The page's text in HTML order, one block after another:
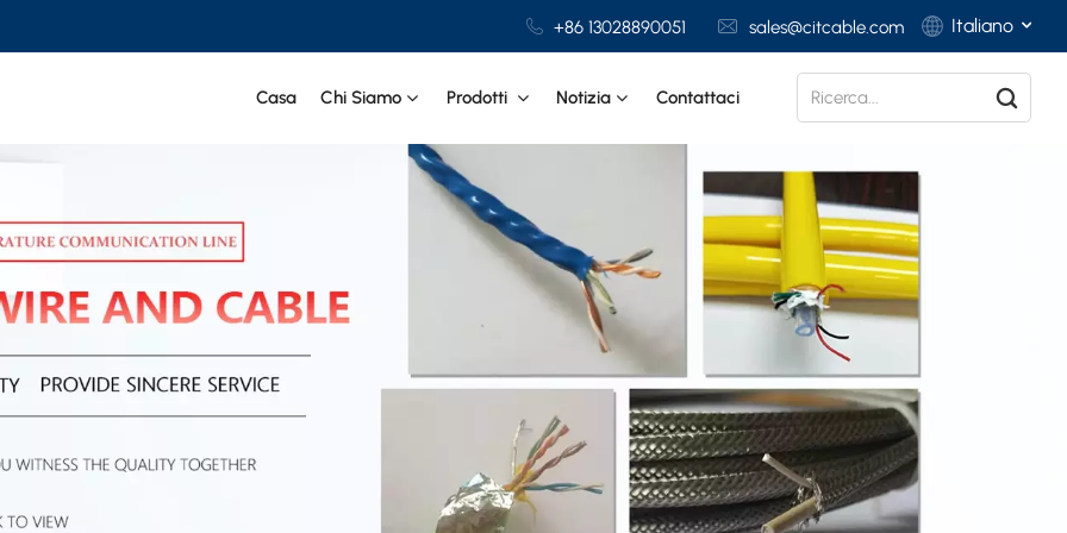
+86 13028890051 sales@citcable.com Italiano
Deutsch
Italiano
Español
Casa Chi Siamo Prodotti Notizia Contattaci